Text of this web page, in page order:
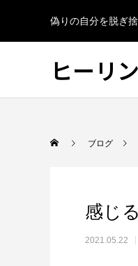
偽りの自分を脱ぎ
ヒーリ
ブログ
感じ
2021.05.22